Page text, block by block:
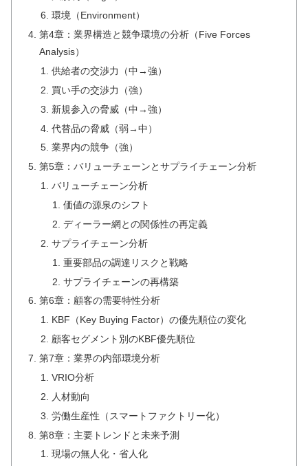
環境（Environment）
第4章：業界構造と競争環境の分析（Five Forces
Analysis）
供給者の交渉力（中→強）
買い手の交渉力（強）
新規参入の脅威（中→強）
代替品の脅威（弱→中）
業界内の競争（強）
第5章：バリューチェーンとサプライチェーン分析
バリューチェーン分析
価値の源泉のシフト
ディーラー網との関係性の再定義
サプライチェーン分析
重要部品の調達リスクと戦略
サプライチェーンの再構築
第6章：顧客の需要特性分析
KBF（Key Buying Factor）の優先順位の変化
顧客セグメント別のKBF優先順位
第7章：業界の内部環境分析
VRIO分析
人材動向
労働生産性（スマートファクトリー化）
第8章：主要トレンドと未来予測
現場の無人化・省人化